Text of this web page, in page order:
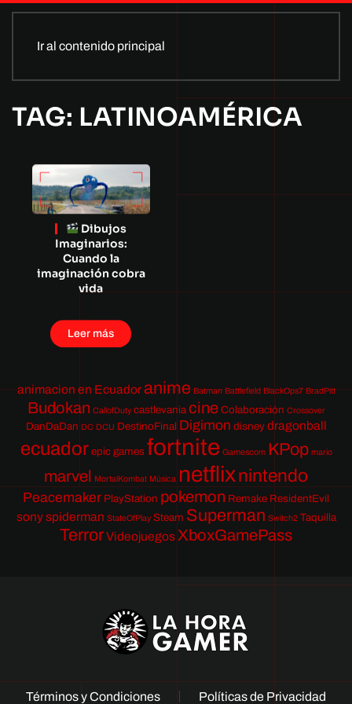
Ir al contenido principal
TAG: LATINOAMÉRICA
Dibujos
Imaginarios:
Cuando la
imaginación cobra
vida
Leer más
animacion en Ecuadoranime Batman Battlefield BlackOps7 BradPitt
Budokan CallofDuty castlevania cine Colaboración Crossover
DanDaDan DC DCU DestinoFinal Digimon disney dragonball
ecuador epic games fortnite Gamescom KPop mario
marvel MortalKombat Música netflixnintendo
Peacemaker PlayStation pokemon Remake ResidentEvil
sony spiderman StateOfPlay Steam Superman Switch2 Taquilla
TerrorVideojuegos XboxGamePass
Términos y Condiciones Políticas de Privacidad